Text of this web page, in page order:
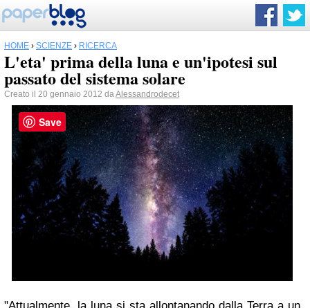
HOME › SCIENZE › RICERCA
L'eta' prima della luna e un'ipotesi sul
passato del sistema solare
Creato il 20 gennaio 2012 daAlessandrodecet
"Attualmente, la luna si sta allontanando dalla Terra a un
Save